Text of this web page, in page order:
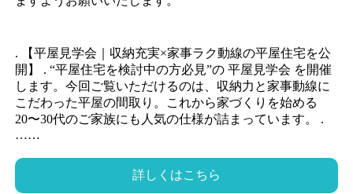
. 【平屋見学会｜収納充実×家事ラク動線の平屋住宅を公
開】 . “平屋住宅を検討中の方必見”の 平屋見学会 を開催
します。今回ご覧いただけるのは、収納力と家事動線に
こだわった平屋の間取り。これから家づくりを始める
20〜30代のご家族にも人気の仕様が詰まっています。 .
……
詳しくはこちら